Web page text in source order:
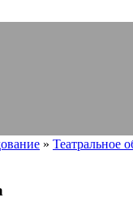
» Театральное